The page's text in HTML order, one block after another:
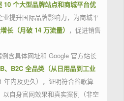
10 个大型品牌站点和商城平台优
业提升国际品牌影响力，为商城平
长（月破 14 万流量） ，促进销售
含具体网址和 Google 官方站长
、B2C 全品类（从日用品到工业
年内及更久），证明符合谷歌算
自身官网效果和真实案例（非空